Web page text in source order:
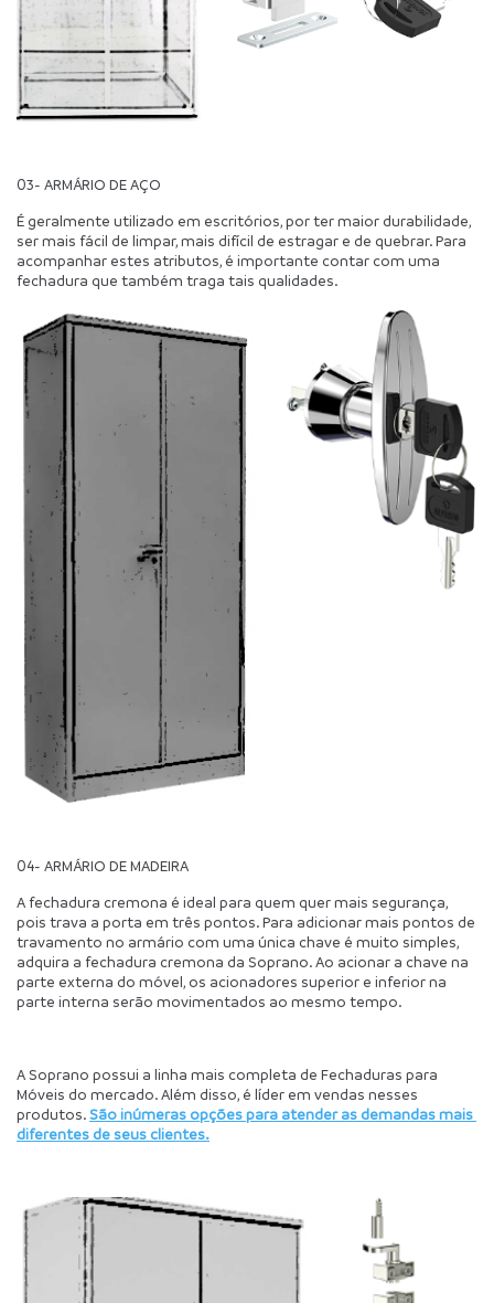
03- ARMÁRIO DE AÇO
É geralmente utilizado em escritórios, por ter maior durabilidade,
ser mais fácil de limpar, mais difícil de estragar e de quebrar. Para
acompanhar estes atributos, é importante contar com uma
fechadura que também traga tais qualidades.
04- ARMÁRIO DE MADEIRA
A fechadura cremona é ideal para quem quer mais segurança,
pois trava a porta em três pontos. Para adicionar mais pontos de
travamento no armário com uma única chave é muito simples,
adquira a fechadura cremona da Soprano. Ao acionar a chave na
parte externa do móvel, os acionadores superior e inferior na
parte interna serão movimentados ao mesmo tempo.
A Soprano possui a linha mais completa de Fechaduras para
Móveis do mercado. Além disso, é líder em vendas nesses
produtos. São inúmeras opções para atender as demandas mais
diferentes de seus clientes.